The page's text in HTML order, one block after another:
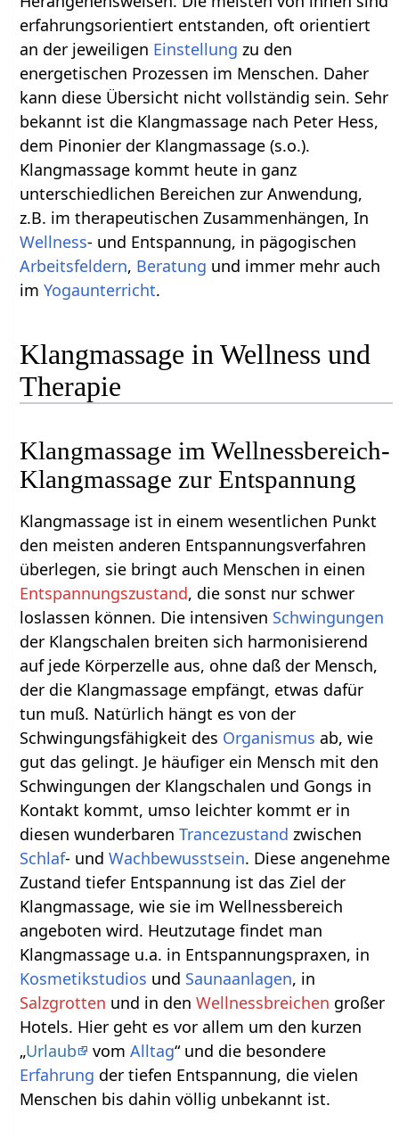
erfahrungsorientiert entstanden, oft orientiert
an der jeweiligen Einstellung zu den
energetischen Prozessen im Menschen. Daher
kann diese Übersicht nicht vollständig sein. Sehr
bekannt ist die Klangmassage nach Peter Hess,
dem Pinonier der Klangmassage (s.o.).
Klangmassage kommt heute in ganz
unterschiedlichen Bereichen zur Anwendung,
z.B. im therapeutischen Zusammenhängen, In
Wellness- und Entspannung, in pägogischen
Arbeitsfeldern, Beratung und immer mehr auch
imYogaunterricht.
Klangmassage in Wellness und
Therapie
Klangmassage im Wellnessbereich-
Klangmassage zur Entspannung
Klangmassage ist in einem wesentlichen Punkt
den meisten anderen Entspannungsverfahren
überlegen, sie bringt auch Menschen in einen
Entspannungszustand, die sonst nur schwer
loslassen können. Die intensiven Schwingungen
der Klangschalen breiten sich harmonisierend
auf jede Körperzelle aus, ohne daß der Mensch,
der die Klangmassage empfängt, etwas dafür
tun muß. Natürlich hängt es von der
Schwingungsfähigkeit des Organismus ab, wie
gut das gelingt. Je häufiger ein Mensch mit den
Schwingungen der Klangschalen und Gongs in
Kontakt kommt, umso leichter kommt er in
diesen wunderbarenTrancezustand zwischen
Schlaf- undWachbewusstsein. Diese angenehme
Zustand tiefer Entspannung ist das Ziel der
Klangmassage, wie sie im Wellnessbereich
angeboten wird. Heutzutage findet man
Klangmassage u.a. in Entspannungspraxen, in
Kosmetikstudios und Saunaanlagen, in
Salzgrotten und in denWellnessbreichen großer
Hotels. Hier geht es vor allem um den kurzen
„Urlaub vomAlltag“ und die besondere
Erfahrung der tiefen Entspannung, die vielen
Menschen bis dahin völlig unbekannt ist.